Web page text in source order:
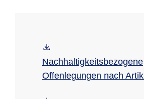
Nachhaltigkeitsbezogene
Offenlegungen nach